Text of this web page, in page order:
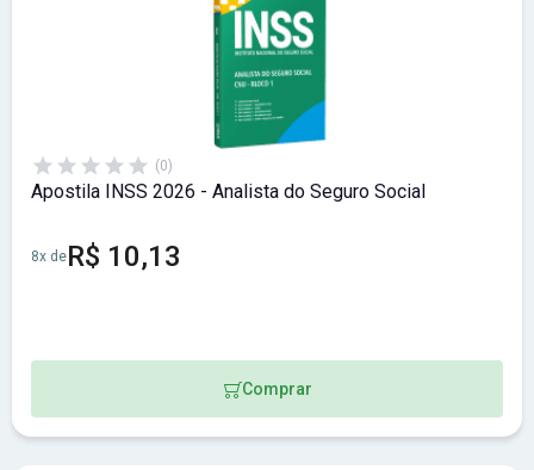
(0)
Apostila INSS 2026 - Analista do Seguro Social
8x deR$ 10,13
Comprar